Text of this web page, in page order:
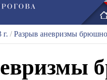
/Разрыв аневризмы